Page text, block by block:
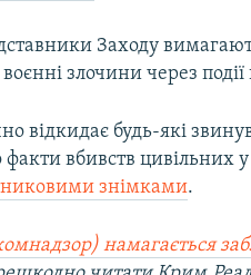
Заходу
воєнні злочини через
відкидає будь-які
вбивств цивільних у
знімками.
намагається